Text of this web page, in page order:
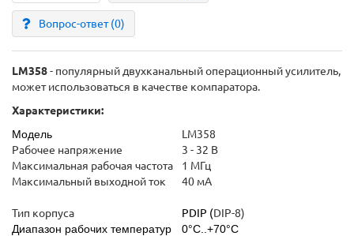
Вопрос-ответ(0)
LM358- популярный двухканальный операционный усилитель,
может использоваться в качестве компаратора.
Характеристики:
Модель
LM358
Рабочее напряжение
3 - 32 В
Максимальная рабочая частота
1 МГц
Максимальный выходной ток
40 мА
Тип корпуса PDIP (DIP-8)
Диапазон рабочих температур
0°C..+70°C